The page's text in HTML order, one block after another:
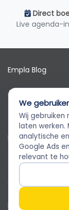
Direct
Live agenda-
Empla Blog
Algemene
AVG
Privacybeleid
Cookiebeleid
Cookievoorkeuren
Klantenservice
Empla
Altijd
We
Wij gebruiken
laten werken.
analytische
Google Ads
relevant te